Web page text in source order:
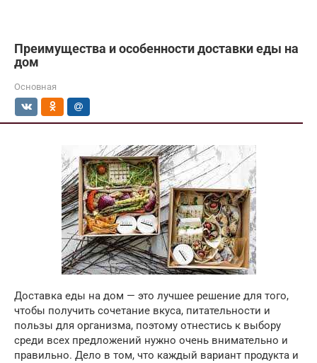
Преимущества и особенности доставки еды на
дом
Основная
Доставка еды на дом — это лучшее решение для того,
чтобы получить сочетание вкуса, питательности и
пользы для организма, поэтому отнестись к выбору
среди всех предложений нужно очень внимательно и
правильно. Дело в том, что каждый вариант продукта и